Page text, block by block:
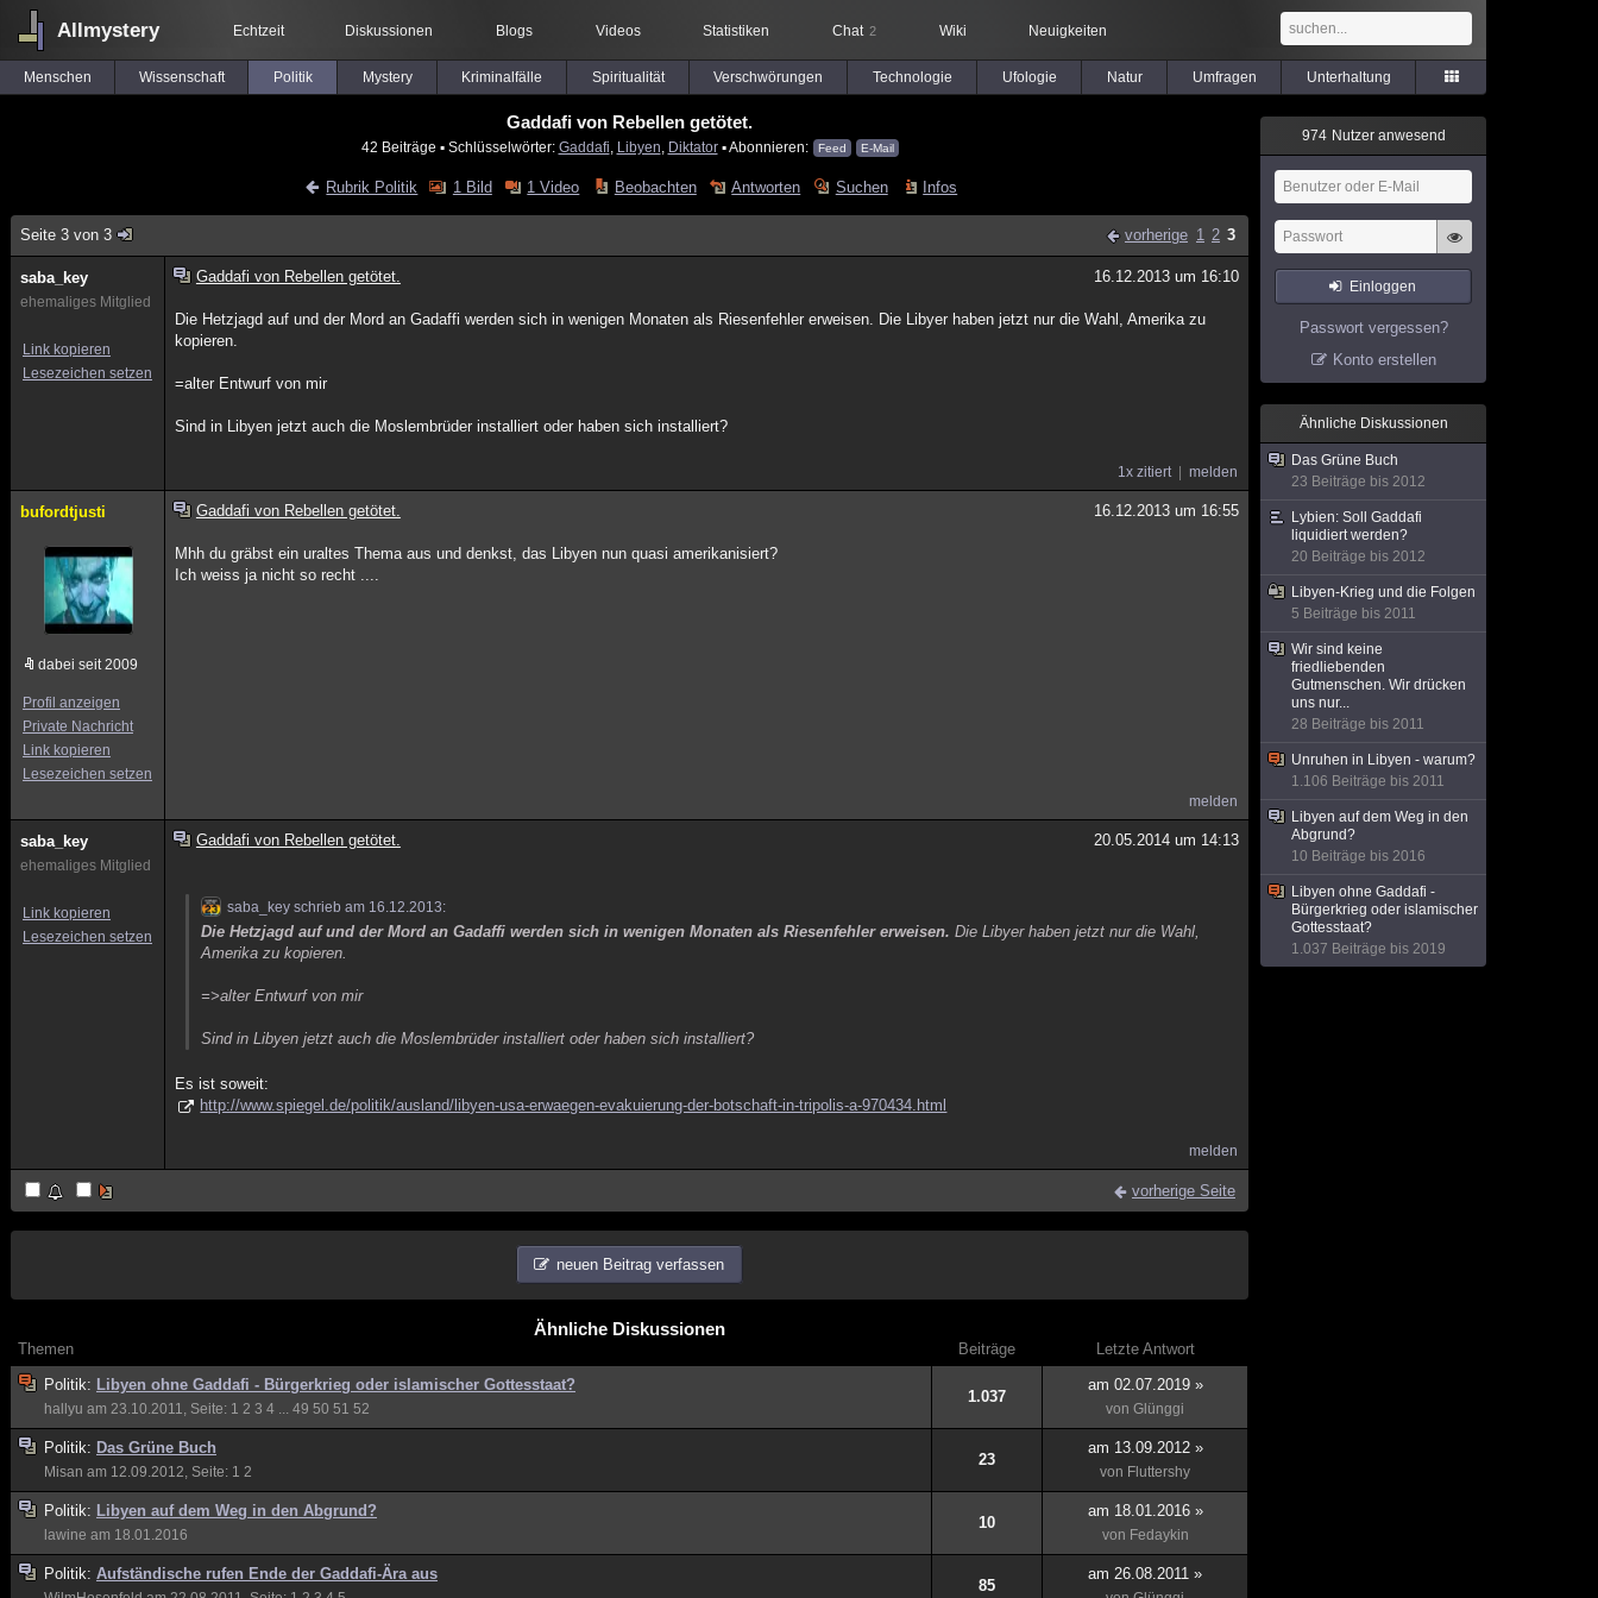
Allmystery Echtzeit Diskussionen Blogs Videos Statistiken Chat 2 Wiki Neuigkeiten
Menschen Wissenschaft Politik Mystery Kriminalfälle Spiritualität Verschwörungen Technologie Ufologie Natur Umfragen Unterhaltung
Gaddafi von Rebellen getötet.
42 Beiträge ▪ Schlüsselwörter: Gaddafi Libyen Diktator▪ Abonnieren: Feed E-Mail
Rubrik Politik 1 Bild 1 Video Beobachten Antworten Suchen Infos
Seite 3 von 3 vorherige 1 2 3
saba_key
ehemaliges Mitglied
Link kopieren
Lesezeichen setzen
Gaddafi von Rebellen getötet. 16.12.2013 um 16:10
Die Hetzjagd auf und der Mord an Gadaffi werden sich in wenigen Monaten als Riesenfehler erweisen. Die Libyer haben jetzt nur die Wahl, Amerika zu
kopieren.
=alter Entwurf von mir
Sind in Libyen jetzt auch die Moslembrüder installiert oder haben sich installiert?
1x zitiert melden
bufordtjusti
dabei seit 2009
Profil anzeigen
Private Nachricht
Link kopieren
Lesezeichen setzen
Gaddafi von Rebellen getötet. 16.12.2013 um 16:55
Mhh du gräbst ein uraltes Thema aus und denkst, das Libyen nun quasi amerikanisiert?
Ich weiss ja nicht so recht ....
melden
saba_key
ehemaliges Mitglied
Link kopieren
Lesezeichen setzen
Gaddafi von Rebellen getötet. 20.05.2014 um 14:13
saba_key schrieb am 16.12.2013:
Die Hetzjagd auf und der Mord an Gadaffi werden sich in wenigen Monaten als Riesenfehler erweisen. Die Libyer haben jetzt nur die Wahl,
Amerika zu kopieren.
=>alter Entwurf von mir
Sind in Libyen jetzt auch die Moslembrüder installiert oder haben sich installiert?
Es ist soweit:
http://www.spiegel.de/politik/ausland/libyen-usa-erwaegen-evakuierung-der-botschaft-in-tripolis-a-970434.html
melden
vorherige Seite
neuen Beitrag verfassen
Ähnliche Diskussionen
Themen Beiträge
Letzte Antwort
Politik: Libyen ohne Gaddafi - Bürgerkrieg oder islamischer Gottesstaat?
hallyu am 23.10.2011, Seite: 1 2 3 4 49 50 51 52
1.037
am 02.07.2019 »
von Glünggi
Politik: Das Grüne Buch
Misan am 12.09.2012, Seite: 1 2
23
am 13.09.2012 »
von Fluttershy
Politik: Libyen auf dem Weg in den Abgrund?
lawine am 18.01.2016
10
am 18.01.2016 »
von Fedaykin
Politik: Aufständische rufen Ende der Gaddafi-Ära aus
85
am 26.08.2011 »
974 Nutzer anwesend
Einloggen
Passwort vergessen?
Konto erstellen
Ähnliche Diskussionen
Das Grüne Buch
23 Beiträge bis 2012
Lybien: Soll Gaddafi
liquidiert werden?
20 Beiträge bis 2012
Libyen-Krieg und die Folgen
5 Beiträge bis 2011
Wir sind keine
friedliebenden
Gutmenschen. Wir drücken
uns nur...
28 Beiträge bis 2011
Unruhen in Libyen - warum?
1.106 Beiträge bis 2011
Libyen auf dem Weg in den
Abgrund?
10 Beiträge bis 2016
Libyen ohne Gaddafi -
Bürgerkrieg oder islamischer
Gottesstaat?
1.037 Beiträge bis 2019